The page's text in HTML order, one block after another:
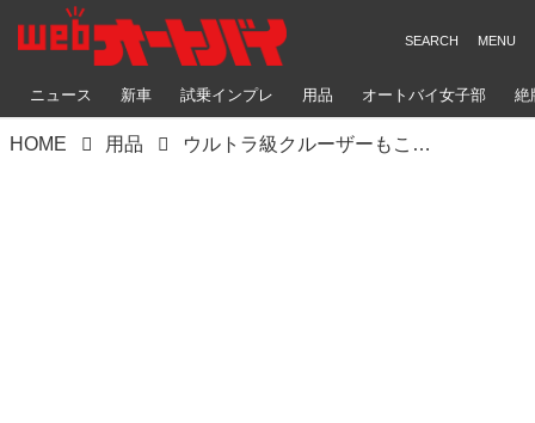
ニュース 新車 試乗インプレ 用品 オートバイ女子部 絶
HOME 用品 ウルトラ級クルーザーもこれなら入る！ ドッペルギャンガーから「ストレージバイクガレージ」のXLサイズが登場